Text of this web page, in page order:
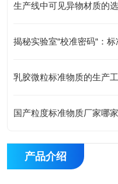
生产线中可见异物材质的
乳胶微粒标准物质的生产
产品介绍